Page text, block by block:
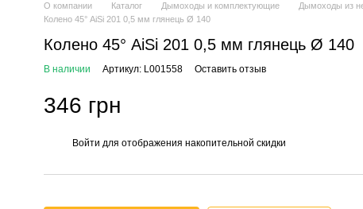
О компании Каталог Дымоходы и комплектующие Дымоходы из
Колено 45° AiSi 201 0,5 мм глянець Ø 140
Колено 45° AiSi 201 0,5 мм глянець Ø 140
В наличии Артикул: L001558 Оставить отзыв
346 грн
Войти для отображения накопительной скидки